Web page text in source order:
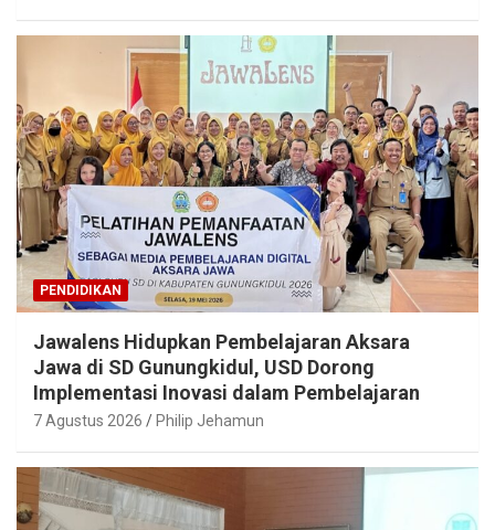
PENDIDIKAN
Jawalens Hidupkan Pembelajaran Aksara
Jawa di SD Gunungkidul, USD Dorong
Implementasi Inovasi dalam Pembelajaran
7 Agustus 2026 Philip Jehamun